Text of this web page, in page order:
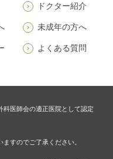
ドクター紹介
未成年の方へ
よくある質問
科医師会の適正医院として認定
すのでご了承ください。